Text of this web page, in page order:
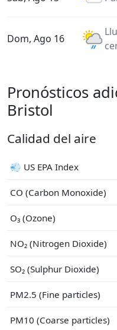
Dom, Ago 16
Pronósticos
Bristol
Calidad del aire
💨 US EPA Index
CO (Carbon Monoxide)
O₃ (Ozone)
NO₂ (Nitrogen Dioxide)
SO₂ (Sulphur Dioxide)
PM2.5 (Fine particles)
PM10 (Coarse particles)